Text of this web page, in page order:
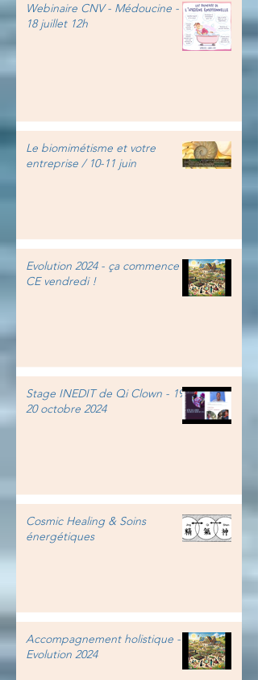
Webinaire CNV - Médoucine -
18 juillet 12h
Le biomimétisme et votre
entreprise / 10-11 juin
Evolution 2024 - ça commence
CE vendredi !
Stage INEDIT de Qi Clown - 19-
20 octobre 2024
Cosmic Healing & Soins
énergétiques
Accompagnement holistique -
Evolution 2024